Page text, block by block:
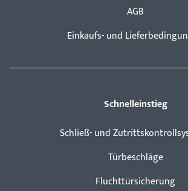
AGB
Einkaufs- und
Schnelleinstieg
Schließ- und
Türbeschläge
Fluchttürsicherung